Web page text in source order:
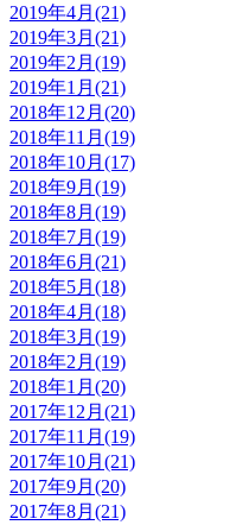
2019年4月(21)
2019年3月(21)
2019年2月(19)
2019年1月(21)
2018年12月(20)
2018年11月(19)
2018年10月(17)
2018年9月(19)
2018年8月(19)
2018年7月(19)
2018年6月(21)
2018年5月(18)
2018年4月(18)
2018年3月(19)
2018年2月(19)
2018年1月(20)
2017年12月(21)
2017年11月(19)
2017年10月(21)
2017年9月(20)
2017年8月(21)